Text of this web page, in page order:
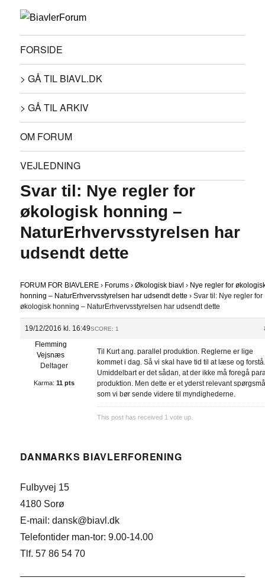
FORSIDE
> GÅ TIL BIAVL.DK
> GÅ TIL ARKIV
OM FORUM
VEJLEDNING
Svar til: Nye regler for
økologisk honning –
NaturErhvervsstyrelsen har
udsendt dette
FORUM FOR BIAVLERE › Forums › Økologisk biavl › Nye regler for
honning – NaturErhvervsstyrelsen har udsendt dette › Svar til: Nye regler for
økologisk honning – NaturErhvervsstyrelsen har udsendt dette
19/12/2016 kl. 16:49SCORE: 1
Flemming
Vejsnæs
Deltager
Karma: 11 pts
Til Kurt ang. parallel produktion. Reglerne er lige
kommet i dag. Så vi skal have tid til at læse og
Umiddelbart er det sådan, at der ikke må foregå
produktion. Men dette er et yderst relevant
som vi bør sende videre til myndighederne.
This post has received 1 vote up.
DANMARKS BIAVLERFORENING
Fulbyvej 15
4180 Sorø
E-mail: dansk@biavl.dk
Telefontider man-tor: 9.00-14.00
Tlf. 57 86 54 70